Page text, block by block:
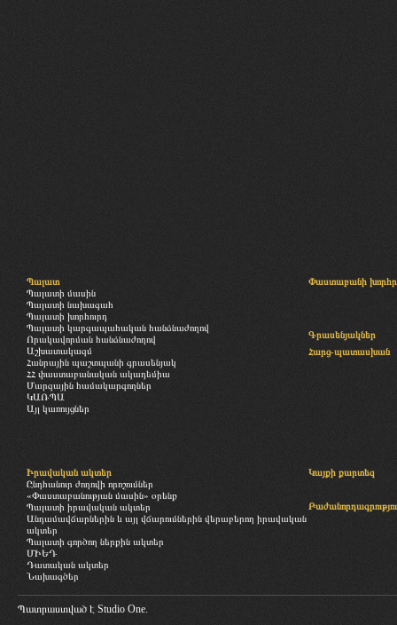
Պալատ
Պալատի մասին
Պալատի նախագահ
Պալատի խորհուրդ
Պալատի կարգապահական հանձնաժողով
Որակավորման հանձնաժողով
Աշխատակազմ
Հանրային պաշտպանի գրասենյակ
ՀՀ փաստաբանական ակադեմիա
Մարզային համակարգողներ
ԿԱՌՊԱ
Այլ կառույցներ
Փաստաբանի
Գրասենյակներ
Հարց-պատասխան
Իրավական ակտեր
Ընդհանուր ժողովի որոշումներ
«Փաստաբանության մասին» օրենք
Պալատի իրավական ակտեր
Անդամավճարներին և այլ վճարումներին վերաբերող իրավական
ակտեր
Պալատի գործող ներքին ակտեր
ՄԻԵԴ
Դատական ակտեր
Նախագծեր
Կայքի քարտեզ
Պատրաստված է Studio One.